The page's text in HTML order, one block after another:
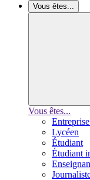
Vous êtes...
Vous êtes...
Lycéen
Étudiant
Étudiant